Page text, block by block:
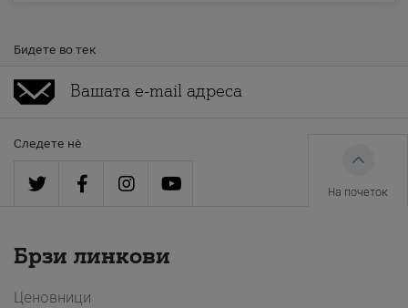
Бидете во тек
Следете нè
На почеток
Брзи линкови
Ценовници